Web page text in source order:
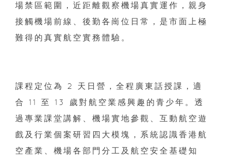
場禁區範圍，近距離觀察機場真實運作，親身
接觸機場前線、後勤各崗位日常，是市面上極
難得的真實航空實務體驗。
課程定位為 2 天日營，全程廣東話授課，適
合 11 至 13 歲對航空業感興趣的青少年。透
過專業課堂講解、機場實地參觀、互動航空遊
戲及行業個案研習四大模塊，系統認識香港航
空產業、機場各部門分工及航空安全基礎知